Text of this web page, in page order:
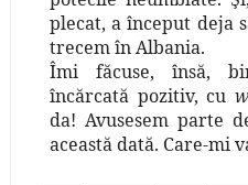
plecat, a început deja
trecem în Albania.
Îmi făcuse, însă,
încărcată pozitiv, cu
da! Avusesem parte
această dată. Care-mi